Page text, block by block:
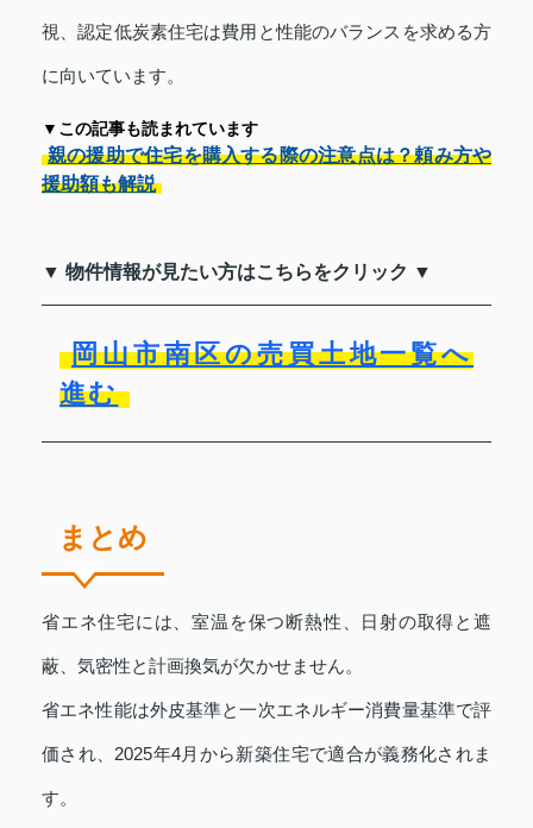
視、認定低炭素住宅は費用と性能のバランスを求める方
に向いています。
▼この記事も読まれています
親の援助で住宅を購入する際の注意点は？頼み方や
援助額も解説
▼ 物件情報が見たい方はこちらをクリック ▼
岡山市南区の売買土地一覧へ
進む
まとめ
省エネ住宅には、室温を保つ断熱性、日射の取得と遮
蔽、気密性と計画換気が欠かせません。
省エネ性能は外皮基準と一次エネルギー消費量基準で評
価され、2025年4月から新築住宅で適合が義務化されま
す。